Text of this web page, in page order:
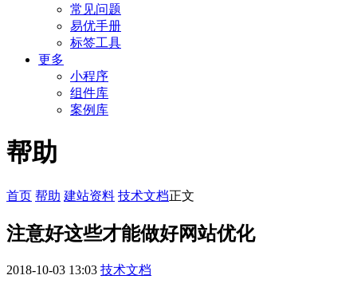
常见问题
易优手册
标签工具
更多
小程序
组件库
案例库
帮助
首页 帮助 建站资料 技术文档正文
注意好这些才能做好网站优化
2018-10-03 13:03 技术文档